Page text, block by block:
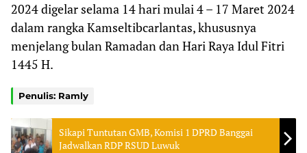
2024 digelar selama 14 hari mulai 4 – 17 Maret 2024
dalam rangka Kamseltibcarlantas, khususnya
menjelang bulan Ramadan dan Hari Raya Idul Fitri
1445 H.
Penulis: Ramly
Sikapi Tuntutan GMB, Komisi 1 DPRD Banggai
Jadwalkan RDP RSUD Luwuk